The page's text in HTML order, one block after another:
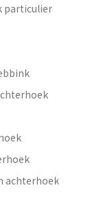
particulier
achterhoek